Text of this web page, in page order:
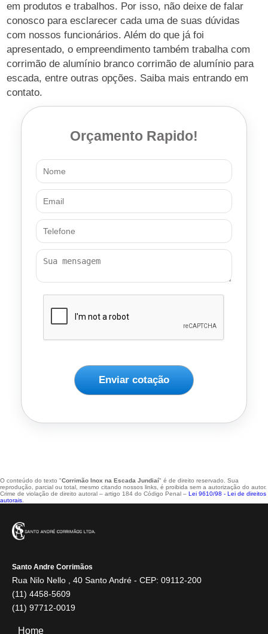
em produtos e trabalhos. Por isso, não deixe de falar
conosco para esclarecer cada uma de suas dúvidas
com nossos funcionários. Além do que já foi
apresentado, o empreendimento também trabalha com
corrimão de alumínio branco corrimão de alumínio para
escada, entre outras opções. Saiba mais entrando em
contato.
Orçamento Rapido!
Enviar cotação
O conteúdo do texto "Corrimão Inox na Escada Jundiaí" é de direito reservado. Sua
reprodução, parcial ou total, mesmo citando nossos links, é proibida sem a autorização do autor.
Crime de violação de direito autoral – artigo 184 do Código Penal – Lei 9610/98 - Lei de direitos
autorais
Santo Andre Corrimãos
Rua Nilo Nello , 40 Santo André - CEP: 09112-200
(11) 4458-5609
(11) 97712-0019
Home